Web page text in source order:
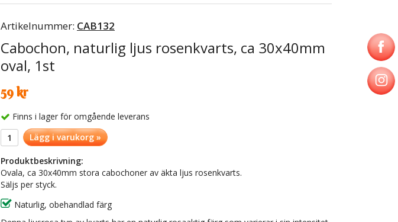
Artikelnummer: CAB132
Cabochon, naturlig ljus rosenkvarts, ca 30x40mm
oval, 1st
59 kr
Finns i lager för omgående leverans
Lägg i varukorg »
Produktbeskrivning:
Ovala, ca 30x40mm stora cabochoner av äkta ljus rosenkvarts.
Säljs per styck.
Naturlig, obehandlad färg